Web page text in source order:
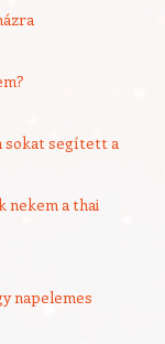
sokat segített a
nekem a thai
napelemes